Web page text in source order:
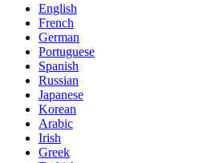
English
French
German
Portuguese
Spanish
Russian
Japanese
Korean
Arabic
Irish
Greek